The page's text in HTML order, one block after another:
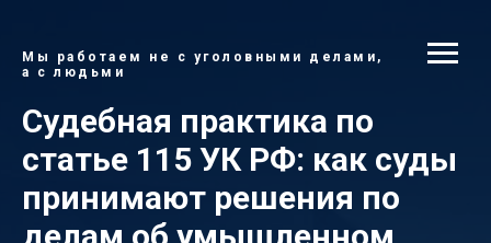
Мы работаем не с уголовными делами,
а с людьми
Судебная практика по
статье 115 УК РФ: как суды
принимают решения по